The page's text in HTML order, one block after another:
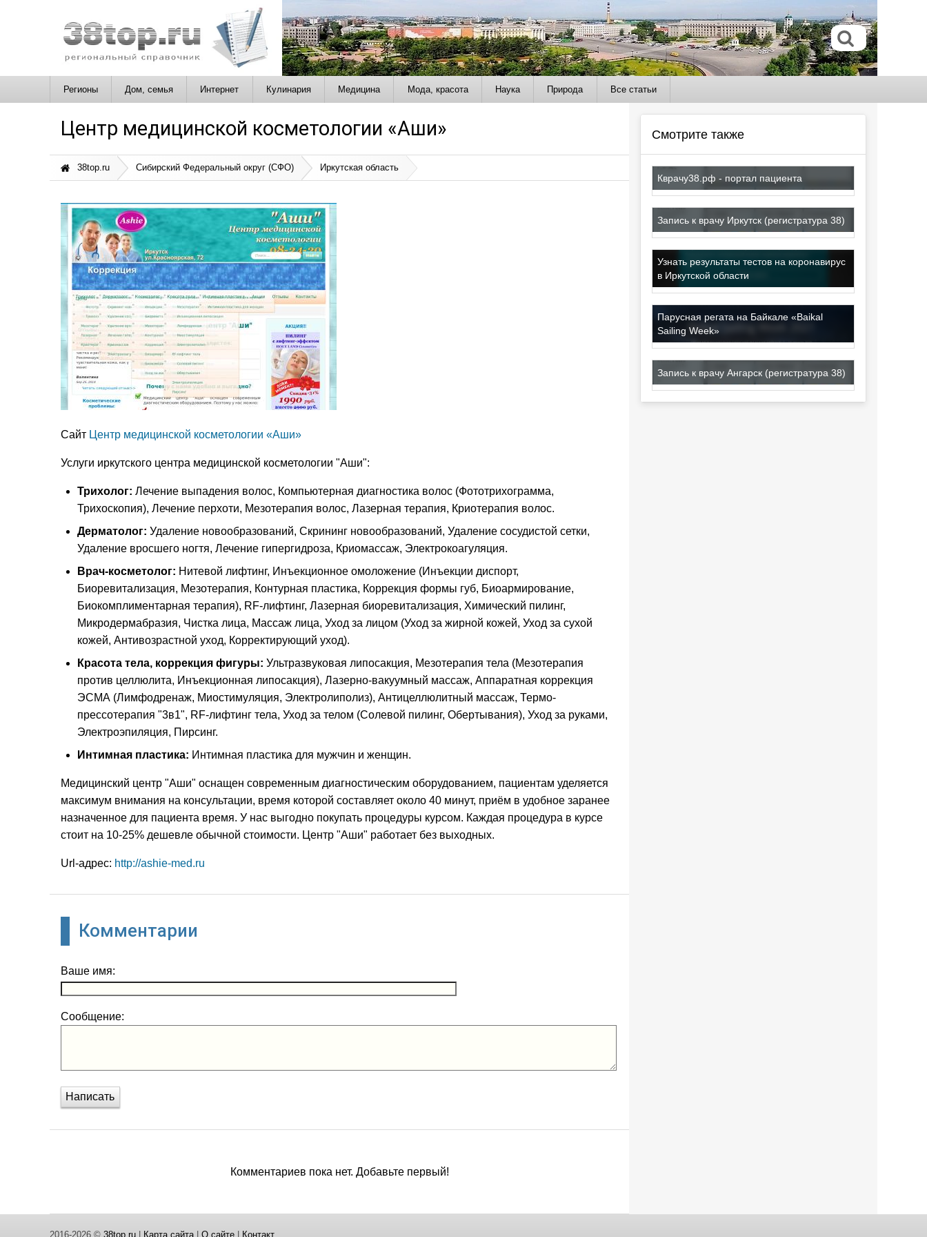
Регионы Дом, семья Интернет Кулинария Медицина Мода, красота Наука Природа Все статьи
Центр медицинской косметологии «Аши»
38top.ru Сибирский Федеральный округ (СФО) Иркутская область
Сайт Центр медицинской косметологии «Аши»
Услуги иркутского центра медицинской косметологии "Аши":
Трихолог: Лечение выпадения волос, Компьютерная диагностика волос (Фототрихограмма,
Трихоскопия), Лечение перхоти, Мезотерапия волос, Лазерная терапия, Криотерапия волос.
Дерматолог: Удаление новообразований, Скрининг новообразований, Удаление сосудистой сетки,
Удаление вросшего ногтя, Лечение гипергидроза, Криомассаж, Электрокоагуляция.
Врач-косметолог: Нитевой лифтинг, Инъекционное омоложение (Инъекции диспорт,
Биоревитализация, Мезотерапия, Контурная пластика, Коррекция формы губ, Биоармирование,
Биокомплиментарная терапия), RF-лифтинг, Лазерная биоревитализация, Химический пилинг,
Микродермабразия, Чистка лица, Массаж лица, Уход за лицом (Уход за жирной кожей, Уход за сухой
кожей, Антивозрастной уход, Корректирующий уход).
Красота тела, коррекция фигуры: Ультразвуковая липосакция, Мезотерапия тела (Мезотерапия
против целлюлита, Инъекционная липосакция), Лазерно-вакуумный массаж, Аппаратная коррекция
ЭСМА (Лимфодренаж, Миостимуляция, Электролиполиз), Антицеллюлитный массаж, Термо-
прессотерапия "3в1", RF-лифтинг тела, Уход за телом (Солевой пилинг, Обертывания), Уход за руками,
Электроэпиляция, Пирсинг.
Интимная пластика: Интимная пластика для мужчин и женщин.
Медицинский центр "Аши" оснащен современным диагностическим оборудованием, пациентам уделяется
максимум внимания на консультации, время которой составляет около 40 минут, приём в удобное заранее
назначенное для пациента время. У нас выгодно покупать процедуры курсом. Каждая процедура в курсе
стоит на 10-25% дешевле обычной стоимости. Центр "Аши" работает без выходных.
Url-адрес: http://ashie-med.ru
Комментарии
Ваше имя:
Сообщение:
Написать
Комментариев пока нет. Добавьте первый!
Смотрите также
Кврачу38.рф - портал пациента
Запись к врачу Иркутск (регистратура 38)
Узнать результаты тестов на коронавирус
в Иркутской области
Парусная регата на Байкале «Baikal
Sailing Week»
Запись к врачу Ангарск (регистратура 38)
2016-2026 © 38top.ru Карта сайта О сайте Контакт